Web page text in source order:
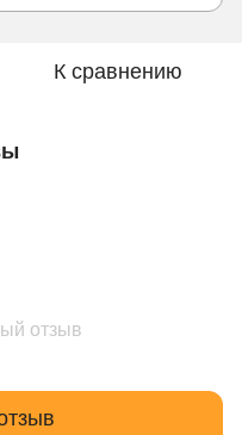
К сравнению
отзыв